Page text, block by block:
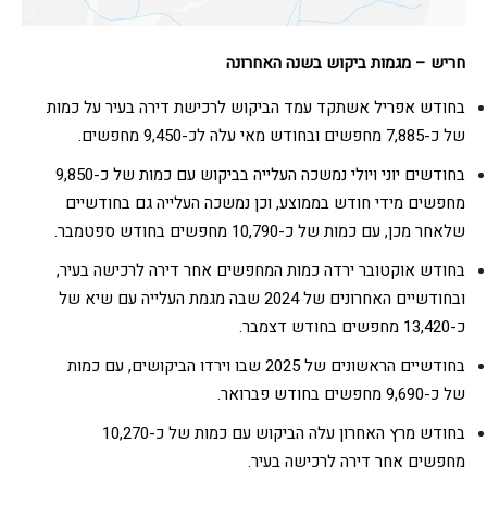
חריש – מגמות ביקוש בשנה האחרונה
בחודש אפריל אשתקד עמד הביקוש לרכישת דירה בעיר על כמות
של כ-7,885 מחפשים ובחודש מאי עלה לכ-9,450 מחפשים.
בחודשים יוני ויולי נמשכה העלייה בביקוש עם כמות של כ-9,850
מחפשים מידי חודש בממוצע, וכן נמשכה העלייה גם בחודשיים
שלאחר מכן, עם כמות של כ-10,790 מחפשים בחודש ספטמבר.
בחודש אוקטובר ירדה כמות המחפשים אחר דירה לרכישה בעיר,
ובחודשיים האחרונים של 2024 שבה מגמת העלייה עם שיא של
כ-13,420 מחפשים בחודש דצמבר.
בחודשיים הראשונים של 2025 שבו וירדו הביקושים, עם כמות
של כ-9,690 מחפשים בחודש פברואר.
בחודש מרץ האחרון עלה הביקוש עם כמות של כ-10,270
מחפשים אחר דירה לרכישה בעיר.